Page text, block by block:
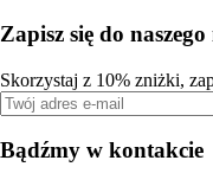
Zapisz się do
Skorzystaj z 10% zniżki,
Bądźmy w kontakcie